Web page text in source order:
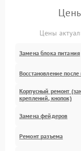
Цены
Замена блока питания
Восстановление
Корпусный ремонт
креплений, кнопок)
Замена фейдеров
Ремонт разъема